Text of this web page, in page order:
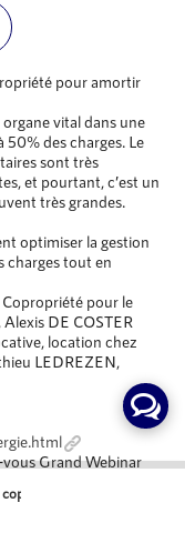
pour amortir
organe vital dans une
des charges. Le
sont très
et pourtant, c’est un
très grandes.
optimiser la gestion
charges tout en
pour le
DE COSTER
location chez
LEDREZEN,
Grand Webinar
: comment